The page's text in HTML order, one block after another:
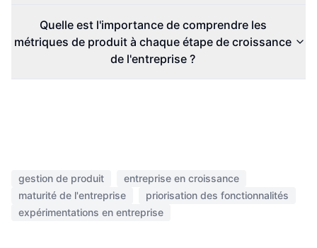
Quelle est l'importance de comprendre les
métriques de produit à chaque étape de croissance
de l'entreprise ?
gestion de produit
entreprise en croissance
maturité de l'entreprise
priorisation des fonctionnalités
expérimentations en entreprise